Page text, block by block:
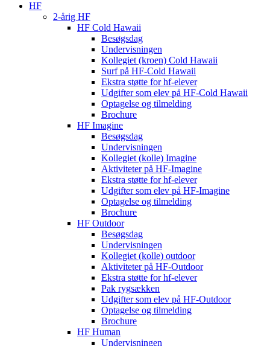
HF
2-årig HF
HF Cold Hawaii
Besøgsdag
Undervisningen
Kollegiet (kroen) Cold Hawaii
Surf på HF-Cold Hawaii
Ekstra støtte for hf-elever
Udgifter som elev på HF-Cold Hawaii
Optagelse og tilmelding
Brochure
HF Imagine
Besøgsdag
Undervisningen
Kollegiet (kolle) Imagine
Aktiviteter på HF-Imagine
Ekstra støtte for hf-elever
Udgifter som elev på HF-Imagine
Optagelse og tilmelding
Brochure
HF Outdoor
Besøgsdag
Undervisningen
Kollegiet (kolle) outdoor
Aktiviteter på HF-Outdoor
Ekstra støtte for hf-elever
Pak rygsækken
Udgifter som elev på HF-Outdoor
Optagelse og tilmelding
Brochure
HF Human
Undervisningen